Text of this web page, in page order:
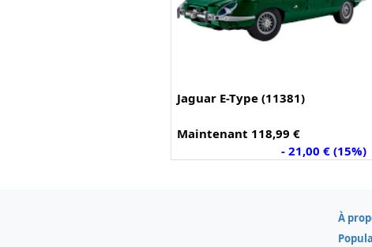
Jaguar E-Type (11381)
Maintenant 118,99 €
- 21,00 € (15%)
À